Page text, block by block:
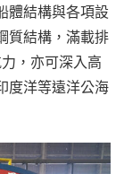
體結構與各項設
質結構，滿載排
，亦可深入高
度洋等遠洋公海